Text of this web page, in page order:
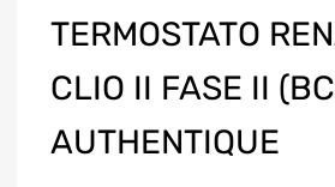
TERMOSTATO
CLIO II FASE II
AUTHENTIQUE